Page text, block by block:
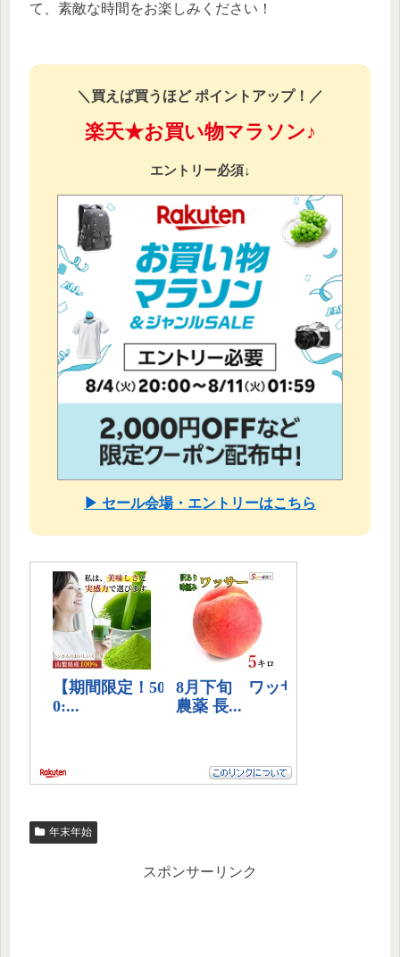
て、素敵な時間をお楽しみください！
＼買えば買うほど ポイントアップ！／
楽天★お買い物マラソン♪
エントリー必須↓
▶ セール会場・エントリーはこちら
年末年始
スポンサーリンク